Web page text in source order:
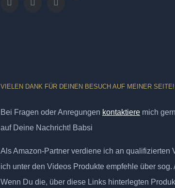
VIELEN DANK FÜR DEINEN BESUCH AUF MEINER SEITE!
Bei Fragen oder Anregungen kontaktiere mich
auf Deine Nachricht! Babsi
Als Amazon-Partner verdiene ich an qualifizierten
ich unter den Videos Produkte empfehle über sog.
Wenn Du die, über diese Links hinterlegten